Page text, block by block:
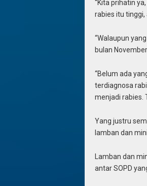
“Kita prihatin
rabies itu tinggi,
“Walaupun
bulan
“Belum ada
terdiagnosa
menjadi rabies.
Yang justru
lamban dan
Lamban dan
antar SOPD